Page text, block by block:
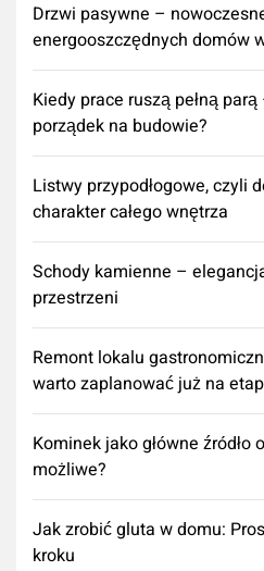
Drzwi pasywne –
energooszczędnych domów
Kiedy prace ruszą pełną
porządek na budowie?
Listwy przypodłogowe, czyli
charakter całego wnętrza
Schody kamienne –
przestrzeni
​Remont lokalu
warto zaplanować już na
Kominek jako główne
możliwe?
Jak zrobić gluta w domu:
kroku